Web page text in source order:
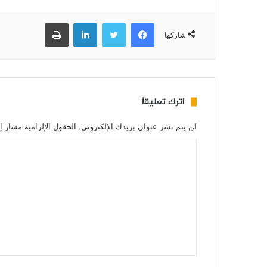
شاركها
فيسبوك تويتر لينكدإن طباعة
اترك تعليقاً
لن يتم نشر عنوان بريدك الإلكتروني. الحقول الإلزامية مشار